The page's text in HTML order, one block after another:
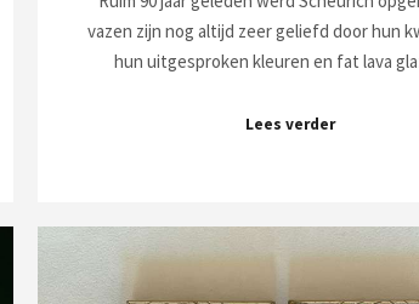
vazen zijn nog altijd zeer geliefd door hun
hun uitgesproken kleuren en fat lava
Lees verder